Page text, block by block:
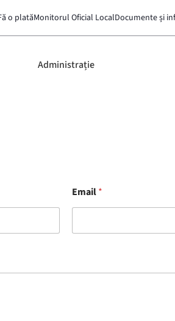
o platăMonitorul Oficial LocalDocumente și
Administrație
Email*